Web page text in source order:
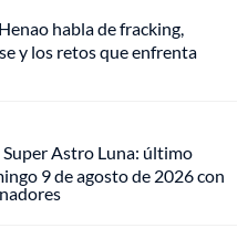
habla de fracking,
y los retos que enfrenta
Super Astro Luna: último
9 de agosto de 2026 con